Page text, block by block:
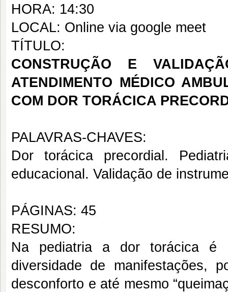
HORA: 14:30
LOCAL: Online via google meet
TÍTULO:
CONSTRUÇÃO E
ATENDIMENTO MÉDICO
COM DOR TORÁCICA
PALAVRAS-CHAVES:
Dor torácica precordial.
educacional. Validação de
PÁGINAS: 45
RESUMO:
Na pediatria a dor torácica é
diversidade de manifestações,
desconforto e até mesmo